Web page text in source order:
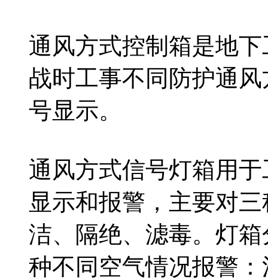
通风方式控制箱是地
战时工事不同防护通
号显示。
通风方式信号灯箱用
显示和报警，主要对
洁、隔绝、滤毒。灯
种不同空气情况报警